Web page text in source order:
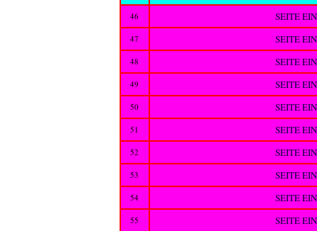
46 SEITE
47 SEITE
48 SEITE
49 SEITE
50 SEITE
51 SEITE
52 SEITE
53 SEITE
54 SEITE
55 SEITE